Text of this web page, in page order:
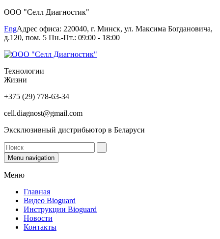
ООО "Селл Диагностик"
EngАдрес офиса: 220040, г. Минск, ул. Максима Богдановича,
д.120, пом. 5 Пн.-Пт.: 09:00 - 18:00
Технологии
Жизни
+375 (29) 778-63-34
cell.diagnost@gmail.com
Эксклюзивный дистрибьютор в Беларуси
Menu navigation
Меню
Главная
Видео Bioguard
Инструкции Bioguard
Новости
Контакты